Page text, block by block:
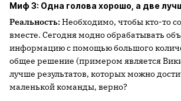
Миф 3: Одна голова хорошо, а две
Реальность:Необходимо, чтобы кто-то
вместе. Сегодня модно обрабатывать
информацию с помощью большого
общее решение (примером является
лучше результатов, которых можно
маленькой команды, верно?